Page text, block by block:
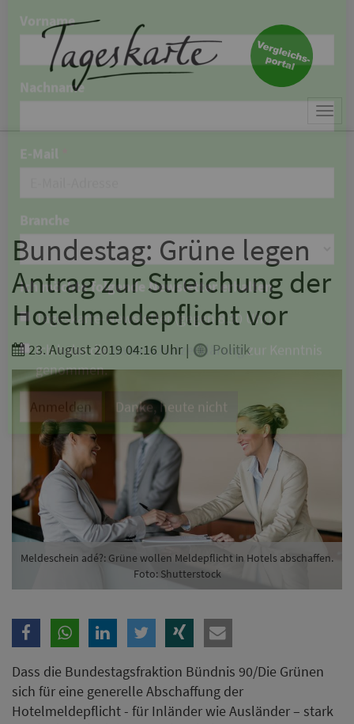
Bundestag: Grüne legen
Antrag zur Streichung der
Hotelmeldepflicht vor
23. August 2019 04:16 Uhr | Politik
Meldeschein adé?: Grüne wollen Meldepflicht in Hotels abschaffen.
Foto: Shutterstock
Dass die Bundestagsfraktion Bündnis 90/Die Grünen
sich für eine generelle Abschaffung der
Hotelmeldepflicht - für Inländer wie Ausländer – stark
×
Keine Nachricht mehr
verpassen!
Jetzt zum Tageskarte-Newsletter
Vorname
Nachname
E-Mail*
Branche
Ich möchte folgende Newsletter erhalten
Tageskarte-Newsletter (gegen 8.30 Uhr)
Ich habe die
Datenschutzerklärung zur Kenntnis
genommen.